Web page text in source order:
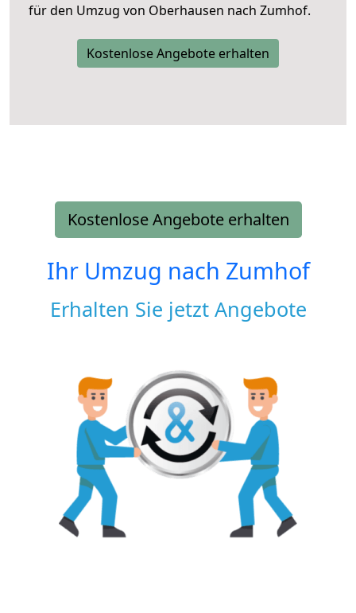
für den Umzug von Oberhausen nach Zumhof.
Kostenlose Angebote erhalten
Kostenlose Angebote erhalten
Ihr Umzug nach Zumhof
Erhalten Sie jetzt Angebote